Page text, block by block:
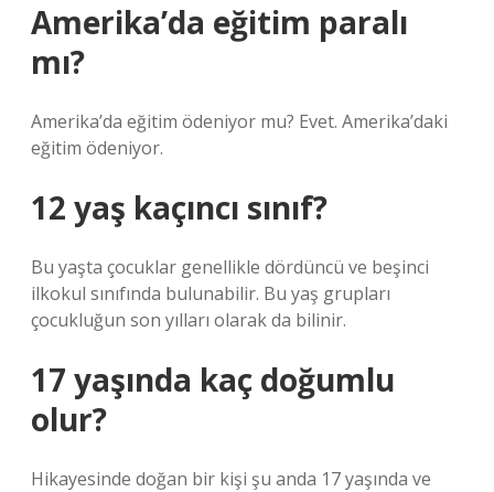
Amerika’da eğitim paralı
mı?
Amerika’da eğitim ödeniyor mu? Evet. Amerika’daki
eğitim ödeniyor.
12 yaş kaçıncı sınıf?
Bu yaşta çocuklar genellikle dördüncü ve beşinci
ilkokul sınıfında bulunabilir. Bu yaş grupları
çocukluğun son yılları olarak da bilinir.
17 yaşında kaç doğumlu
olur?
Hikayesinde doğan bir kişi şu anda 17 yaşında ve